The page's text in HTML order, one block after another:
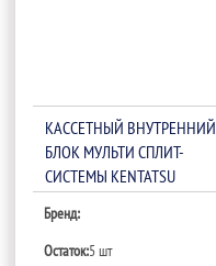
КАССЕТНЫЙ ВНУТРЕННИЙ
БЛОК МУЛЬТИ СПЛИТ-
СИСТЕМЫ KENTATSU
Бренд:
Остаток:5 шт